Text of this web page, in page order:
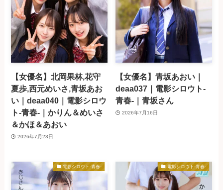
【女優名】北岡果林,花守
夏歩,西元めいさ,青坂あお
い｜deaa040｜電影シロウ
ト-青春-｜かりん＆めいさ
＆かほ＆あおい
2026年7月23日
【女優名】青坂あおい｜
deaa037｜電影シロウト-
青春-｜青坂さん
2026年7月16日
電影シロウト-青春- 電影シロウト-青春-